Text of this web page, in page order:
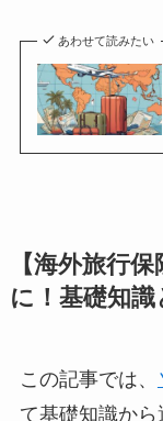
あわせて読みたい
【海外旅行
に！基礎知
この記事では、
て基礎知識か